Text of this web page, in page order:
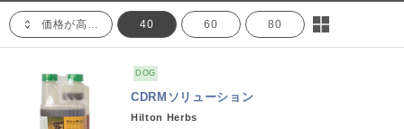
価格が高い順 40 60 80
DOG
CDRMソリューション
Hilton Herbs